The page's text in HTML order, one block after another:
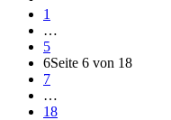
1
…
5
6Seite 6 von 18
7
…
18